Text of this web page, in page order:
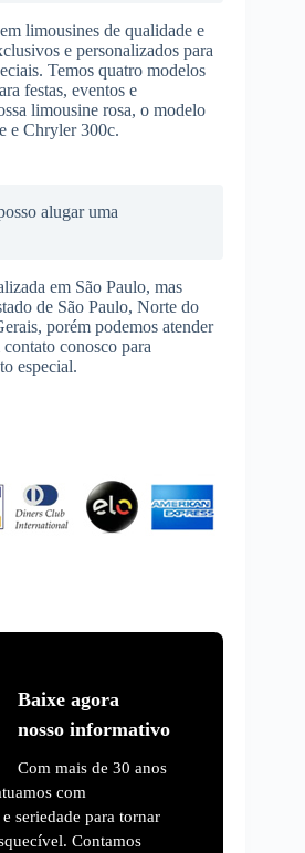
limousines de qualidade e
e personalizados para
Temos quatro modelos
festas, eventos e
limousine rosa, o modelo
e Chryler 300c.
alugar uma
em São Paulo, mas
de São Paulo, Norte do
porém podemos atender
conosco para
especial.
Baixe agora
nosso informativo
Com mais de 30 anos
com
seriedade para tornar
Contamos